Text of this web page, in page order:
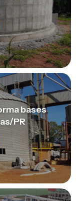
bases
PR